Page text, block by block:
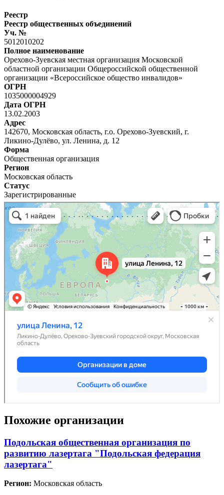
Реестр
Реестр общественных объединений
Уч. №
5012010202
Полное наименование
Орехово-Зуевская местная организация Московской
областной организации Общероссийской общественной
организации «Всероссийское общество инвалидов»
ОГРН
1035000004929
Дата ОГРН
13.02.2003
Адрес
142670, Московская область, г.о. Орехово-Зуевский, г.
Ликино-Дулёво, ул. Ленина, д. 12
Форма
Общественная организация
Регион
Московская область
Статус
Зарегистрированные
Похожие организации
Подольская общественная организация по
развитию лазертага "Подольская федерация
лазертага"
Регион: Московская область